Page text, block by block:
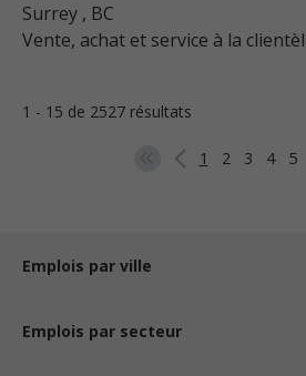
Surrey , BC
Vente, achat et service à la
1 - 15 de 2527 résultats
1 2 3 4 5
Emplois par ville
Emplois par secteur